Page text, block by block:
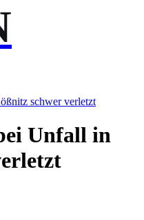
schwer verletzt
Unfall in